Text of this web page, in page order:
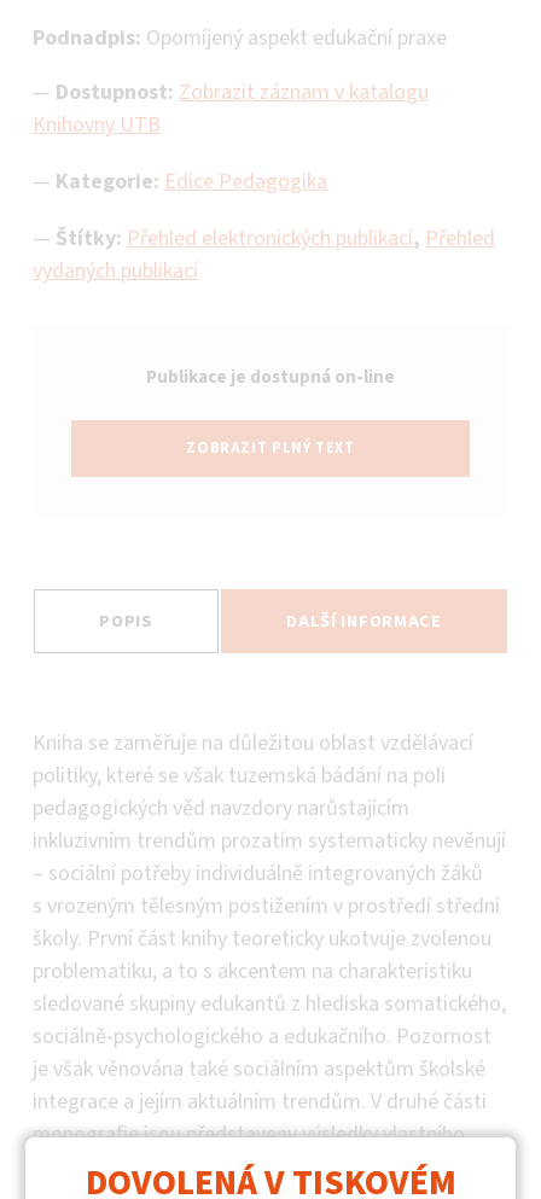
Podnadpis: Opomíjený aspekt edukační praxe
— Dostupnost: Zobrazit záznam v katalogu
Knihovny UTB
Kategorie: Edice Pedagogika
Štítky: Přehled elektronických publikací, Přehled
vydaných publikací
Publikace je dostupná on-line
ZOBRAZIT PLNÝ TEXT
POPIS DALŠÍ INFORMACE
Popis
Kniha se zaměřuje na důležitou oblast vzdělávací
politiky, které se však tuzemská bádání na poli
pedagogických věd navzdory narůstajícím
inkluzivním trendům prozatím systematicky nevěnují
– sociální potřeby individuálně integrovaných žáků
s vrozeným tělesným postižením v prostředí střední
školy. První část knihy teoreticky ukotvuje zvolenou
problematiku, a to s akcentem na charakteristiku
sledované skupiny edukantů z hlediska somatického,
sociálně-psychologického a edukačního. Pozornost
je však věnována také sociálním aspektům školské
integrace a jejím aktuálním trendům. V druhé části
monografie jsou představeny výsledky vlastního
kvalitativního výzkumu, jehož záměrem bylo rozkrýt
DOVOLENÁ V TISKOVÉM